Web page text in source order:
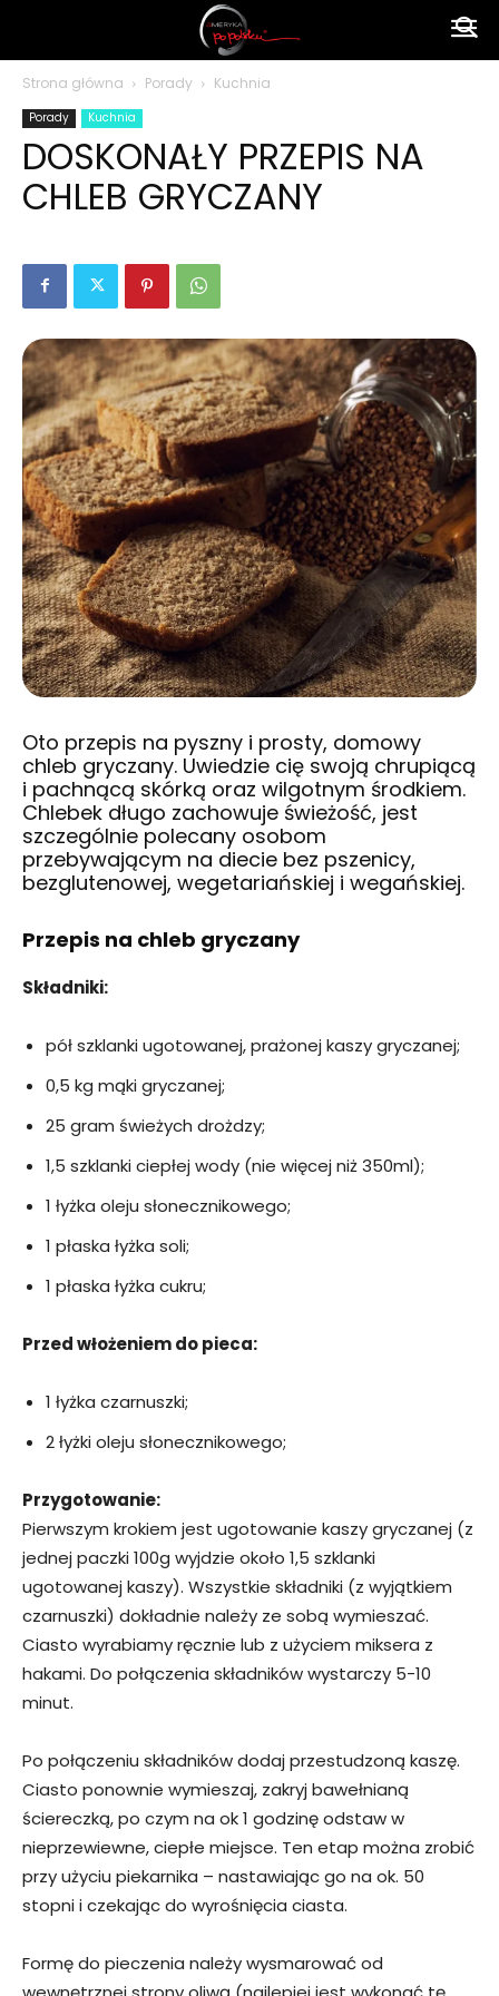
Strona główna Porady Kuchnia
Porady Kuchnia
DOSKONAŁY PRZEPIS NA
CHLEB GRYCZANY
Oto przepis na pyszny i prosty, domowy
chleb gryczany. Uwiedzie cię swoją chrupiącą
i pachnącą skórką oraz wilgotnym środkiem.
Chlebek długo zachowuje świeżość, jest
szczególnie polecany osobom
przebywającym na diecie bez pszenicy,
bezglutenowej, wegetariańskiej i wegańskiej.
Przepis na chleb gryczany
Składniki:
pół szklanki ugotowanej, prażonej kaszy gryczanej;
0,5 kg mąki gryczanej;
25 gram świeżych drożdzy;
1,5 szklanki ciepłej wody (nie więcej niż 350ml);
1 łyżka oleju słonecznikowego;
1 płaska łyżka soli;
1 płaska łyżka cukru;
Przed włożeniem do pieca:
1 łyżka czarnuszki;
2 łyżki oleju słonecznikowego;
Przygotowanie:
Pierwszym krokiem jest ugotowanie kaszy gryczanej (z
jednej paczki 100g wyjdzie około 1,5 szklanki
ugotowanej kaszy). Wszystkie składniki (z wyjątkiem
czarnuszki) dokładnie należy ze sobą wymieszać.
Ciasto wyrabiamy ręcznie lub z użyciem miksera z
hakami. Do połączenia składników wystarczy 5-10
minut.
Po połączeniu składników dodaj przestudzoną kaszę.
Ciasto ponownie wymieszaj, zakryj bawełnianą
ściereczką, po czym na ok 1 godzinę odstaw w
nieprzewiewne, ciepłe miejsce. Ten etap można zrobić
przy użyciu piekarnika – nastawiając go na ok. 50
stopni i czekając do wyrośnięcia ciasta.
Formę do pieczenia należy wysmarować od